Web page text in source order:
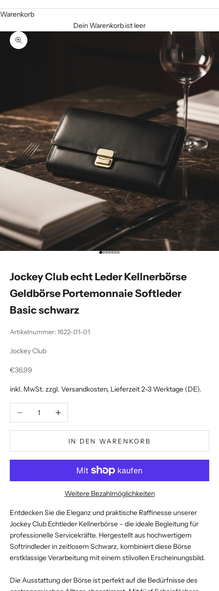
Warenkorb
Dein Warenkorb ist leer
Bild vergrößern
Gehe zu Element 1
Gehe zu Element 2
Gehe zu Element 3
Gehe zu Element 4
Gehe zu Element 5
Gehe zu Element 6
Gehe zu Element 7
Jockey Club echt Leder Kellnerbörse
Geldbörse Portemonnaie Softleder
Basic schwarz
Artikelnummer: 1622-01-01
Jockey Club
Angebot
€36,99
inkl. MwSt. zzgl. Versandkosten, Lieferzeit 2-3 Werktage (DE).
Anzahl verringernAnzahl erhöhen
IN DEN WARENKORB
Weitere Bezahlmöglichkeiten
Entdecken Sie die Eleganz und praktische Raffinesse unserer
Jockey Club Echtleder Kellnerbörse – die ideale Begleitung für
professionelle Servicekräfte. Hergestellt aus hochwertigem
Softrindleder in zeitlosem Schwarz, kombiniert diese Börse
erstklassige Verarbeitung mit einem stilvollen Erscheinungsbild.
Die Ausstattung der Börse ist perfekt auf die Bedürfnisse des